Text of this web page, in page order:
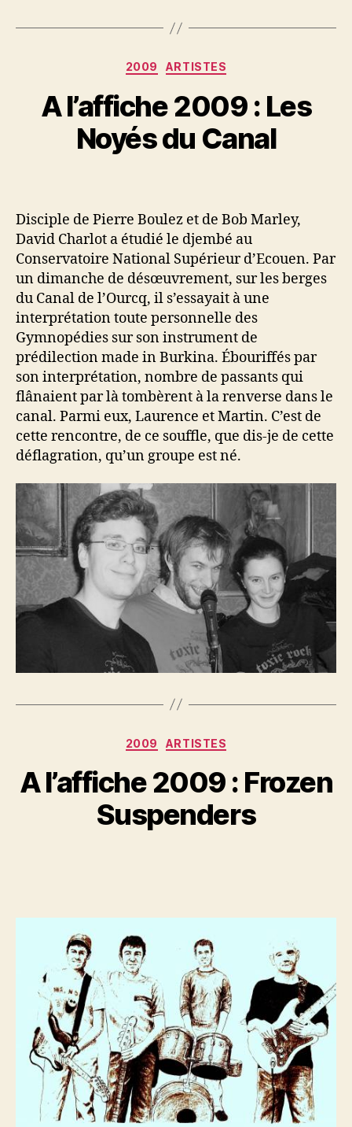
Categories
2009 ARTISTES
A l’affiche 2009 : Les
Noyés du Canal
Disciple de Pierre Boulez et de Bob Marley,
David Charlot a étudié le djembé au
Conservatoire National Supérieur d’Ecouen. Par
un dimanche de désœuvrement, sur les berges
du Canal de l’Ourcq, il s’essayait à une
interprétation toute personnelle des
Gymnopédies sur son instrument de
prédilection made in Burkina. Ébouriffés par
son interprétation, nombre de passants qui
flânaient par là tombèrent à la renverse dans le
canal. Parmi eux, Laurence et Martin. C’est de
cette rencontre, de ce souffle, que dis-je de cette
déflagration, qu’un groupe est né.
Categories
2009 ARTISTES
A l’affiche 2009 : Frozen
Suspenders